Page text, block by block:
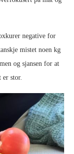
negative for
mistet noen kg
og sjansen for at
er stor.